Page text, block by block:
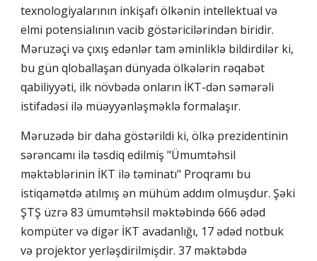
texnologiyalarının inkişafı ölkənin intellektual və
elmi potensialının vacib göstəricilərindən biridir.
Məruzəçi və çıxış edənlər tam əminliklə bildirdilər ki,
bu gün qloballaşan dünyada ölkələrin rəqabət
qabiliyyəti, ilk növbədə onların İKT-dən səmərəli
istifadəsi ilə müəyyənləşməklə formalaşır.
Məruzədə bir daha göstərildi ki, ölkə prezidentinin
sərəncamı ilə təsdiq edilmiş "Ümumtəhsil
məktəblərinin İKT ilə təminatı" Proqramı bu
istiqamətdə atılmış ən mühüm addım olmuşdur. Şəki
ŞTŞ üzrə 83 ümumtəhsil məktəbində 666 ədəd
kompüter və digər İKT avadanlığı, 17 ədəd notbuk
və projektor yerləşdirilmişdir. 37 məktəbdə